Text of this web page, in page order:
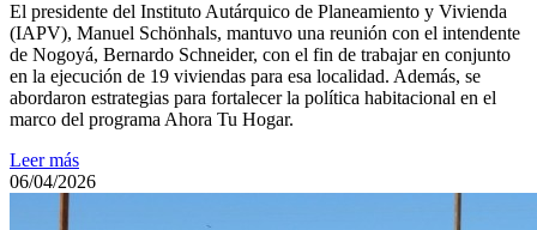
El presidente del Instituto Autárquico de Planeamiento y Vivienda
(IAPV), Manuel Schönhals, mantuvo una reunión con el intendente
de Nogoyá, Bernardo Schneider, con el fin de trabajar en conjunto
en la ejecución de 19 viviendas para esa localidad. Además, se
abordaron estrategias para fortalecer la política habitacional en el
marco del programa Ahora Tu Hogar.
Leer más
06/04/2026